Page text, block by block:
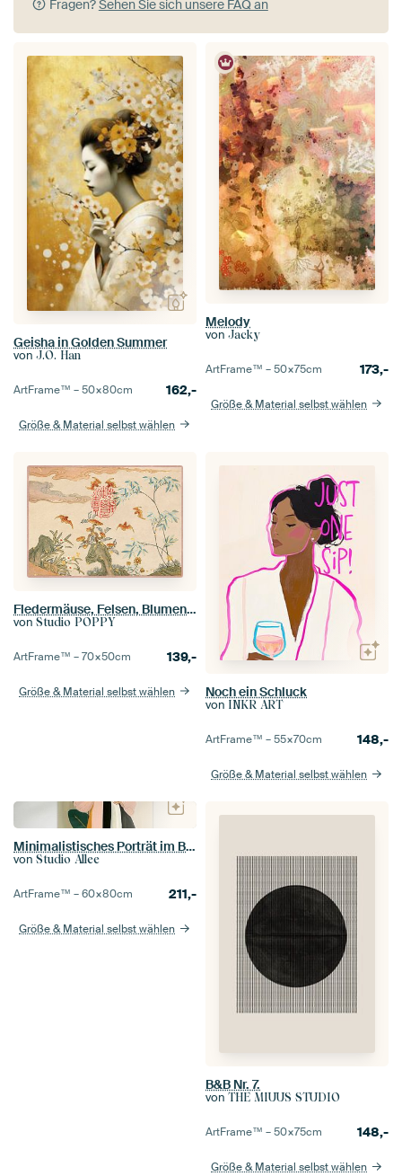
Fragen?Sehen Sie sich unsere FAQ an
Geisha in Golden Summer
von J.O. Han
ArtFrame™ –50×80cm 162,-
Größe & Material selbst wählen
Melody
von Jacky
ArtFrame™ –50×75cm 173,-
Größe & Material selbst wählen
Fledermäuse, Felsen, Blumen ovale Kalligraphie (18. Jahrhundert) Gemälde von Zhang
von Studio POPPY
ArtFrame™ –70×50cm 139,-
Größe & Material selbst wählen Noch ein Schluck
von INKR ART
ArtFrame™ –55×70cm 148,-
Größe & Material selbst wählen
Minimalistisches Porträt im Bohemian-Stil
von Studio Allee
ArtFrame™ –60×80cm 211,-
Größe & Material selbst wählen
B&B Nr. 7.
von THE MIUUS STUDIO
ArtFrame™ –50×75cm 148,-
Größe & Material selbst wählen